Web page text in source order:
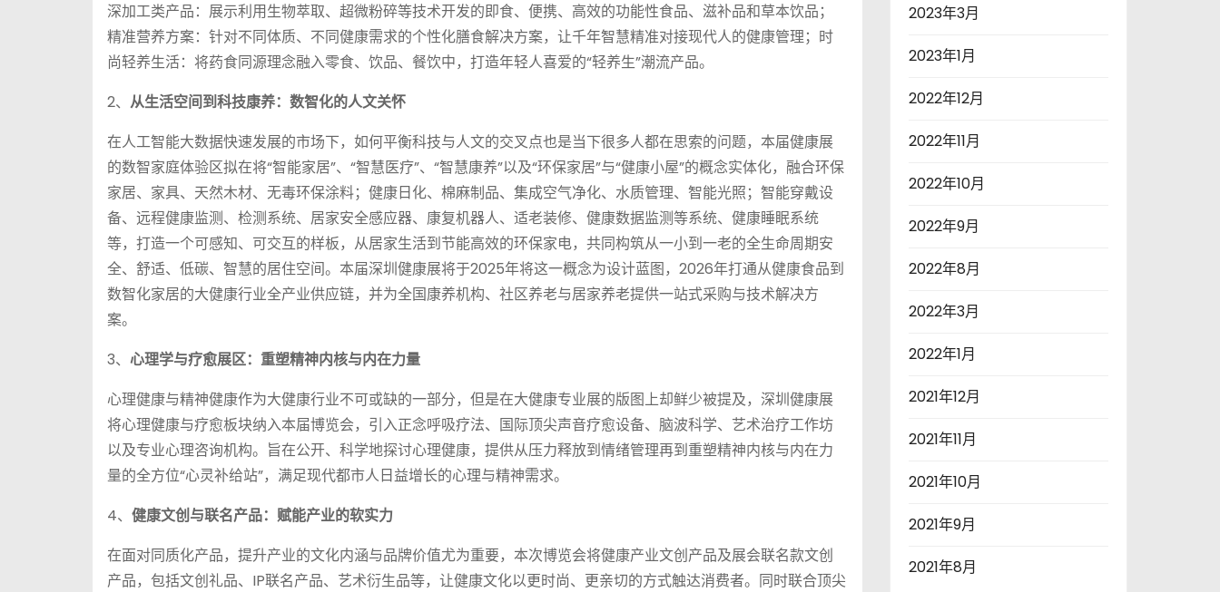
深加工类产品：展示利用生物萃取、超微粉碎等技术开发的即食、便携、高效的功能性食品、滋补品和草本饮品；
精准营养方案：针对不同体质、不同健康需求的个性化膳食解决方案，让千年智慧精准对接现代人的健康管理；时
尚轻养生活：将药食同源理念融入零食、饮品、餐饮中，打造年轻人喜爱的“轻养生”潮流产品。
2、 从生活空间到科技康养：数智化的人文关怀
在人工智能大数据快速发展的市场下，如何平衡科技与人文的交叉点也是当下很多人都在思索的问题，本届健康展
的数智家庭体验区拟在将“智能家居”、“智慧医疗”、“智慧康养”以及“环保家居”与“健康小屋”的概念实体化，融合环保
家居、家具、天然木材、无毒环保涂料；健康日化、棉麻制品、集成空气净化、水质管理、智能光照；智能穿戴设
备、远程健康监测、检测系统、居家安全感应器、康复机器人、适老装修、健康数据监测等系统、健康睡眠系统
等，打造一个可感知、可交互的样板，从居家生活到节能高效的环保家电，共同构筑从一小到一老的全生命周期安
全、舒适、低碳、智慧的居住空间。本届深圳健康展将于2025年将这一概念为设计蓝图，2026年打通从健康食品到
数智化家居的大健康行业全产业供应链，并为全国康养机构、社区养老与居家养老提供一站式采购与技术解决方
案。
3、 心理学与疗愈展区：重塑精神内核与内在力量
心理健康与精神健康作为大健康行业不可或缺的一部分，但是在大健康专业展的版图上却鲜少被提及，深圳健康展
将心理健康与疗愈板块纳入本届博览会，引入正念呼吸疗法、国际顶尖声音疗愈设备、脑波科学、艺术治疗工作坊
以及专业心理咨询机构。旨在公开、科学地探讨心理健康，提供从压力释放到情绪管理再到重塑精神内核与内在力
量的全方位“心灵补给站”，满足现代都市人日益增长的心理与精神需求。
4、 健康文创与联名产品：赋能产业的软实力
在面对同质化产品，提升产业的文化内涵与品牌价值尤为重要，本次博览会将健康产业文创产品及展会联名款文创
产品，包括文创礼品、IP联名产品、艺术衍生品等，让健康文化以更时尚、更亲切的方式触达消费者。同时联合顶尖
2023年3月
2023年1月
2022年12月
2022年11月
2022年10月
2022年9月
2022年8月
2022年3月
2022年1月
2021年12月
2021年11月
2021年10月
2021年9月
2021年8月